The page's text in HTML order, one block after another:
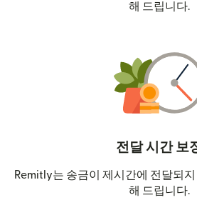
해 드립니다.
전달 시간 보
Remitly는 송금이 제시간에 전달되
해 드립니다.